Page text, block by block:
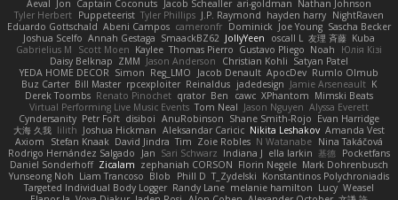
Aeval Jon Captain Coconuts Jacob Schealler ari-goldman Nathan Johnson
Tyler Herbert Puppeteerist Tyler Phillips J.P. Raymond hayden harry NightRaven
Eduardo Gottschald Abeni Campos cameronfr Dominick Joe Young Sascha Becker
Joshua Scelfo Annah Gestaga SmaackBZ62 JollyYeen oscall L 友理 斉藤 Kuba
Gabrielius M
Scott Moen Kaylee Thomas Pierro Gustavo Pliego Noah
Юлія Кізі
Daisy Belknap ZMM Jason Anderson Christian Kohli Satyan Patel
YEDA HOME DECOR Simon Reg_LMO Jacob Denault ApocDev Rumlo Olmub
Buz Carter Bill Master rpcexploiter Reinaldus jadedesign Jamie Arseneault K
Derek Toombs Renato Pinochet qrator Ben cawc XPhantom Mimski Beats
Virtual Performing Live Music Events Tom Neal Jason Nguyen Alyssa Everett
Cyndersanity Petr Fořt disiboi AnuRobinson Shane Smith-Rojo Evan Harridge
大海 久我 lilith Joshua Hickman Aleksandar Caricic Nikita Leshakov Amanda Vest
Axiom
Stefan Knaak David Jindra Tim Zoie Robles N Watanabe Nina Takáčová
Rodrigo Hernández Salgado
Jan Sari Schwarz Indiana J ella larkin 基德
Pocketfans
Daniel Sonderhoff Zicalam zephaniah CORSON Florin Negele Mark Dohrenbusch
Yunseong Noh Liam Trancoso Blob Phill D T_Zydelski Konstantinos Polychroniadis
Targeted Individual Body Logger Randy Lane melanie hamilton Lucy Weasel